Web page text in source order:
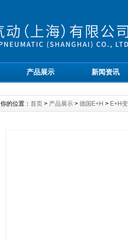
产品展示 新闻资讯
你的位置： 首页 > 产品展示 > 德国E+H > E+H